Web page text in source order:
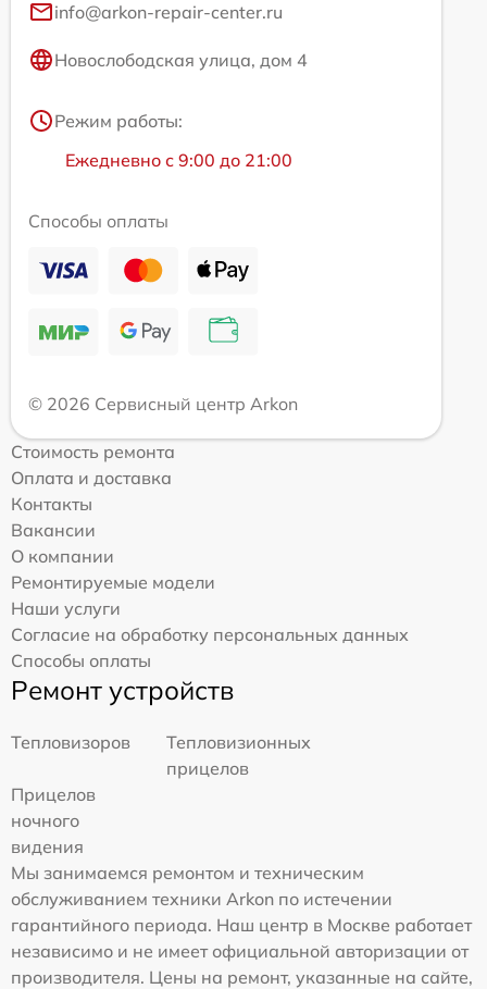
info@arkon-repair-center.ru
Новослободская улица, дом 4
Режим работы:
Ежедневно с 9:00 до 21:00
Способы оплаты
© 2026 Сервисный центр Arkon
Стоимость ремонта
Оплата и доставка
Контакты
Вакансии
О компании
Ремонтируемые модели
Наши услуги
Согласие на обработку персональных данных
Способы оплаты
Ремонт устройств
Тепловизоров
Тепловизионных
прицелов
Прицелов
ночного
видения
Мы занимаемся ремонтом и техническим
обслуживанием техники Arkon по истечении
гарантийного периода. Наш центр в Москве работает
независимо и не имеет официальной авторизации от
производителя. Цены на ремонт, указанные на сайте,